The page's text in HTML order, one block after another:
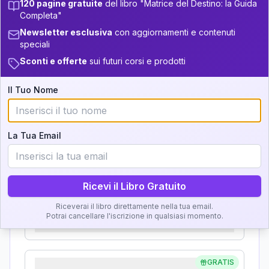
18.5-19 +3 8
Analisi, Significato e
Interpretazione
Clicca su ogni zona per leggere la definizione e
l'interpretazione!
Importanza:
Karma Genitore-Figlio
Importanza:
GRATIS
120 pagine gratuite del libro "Matrice del Destino: la Guida
Completa"
Newsletter esclusiva con aggiornamenti e contenuti
speciali
Sconti e offerte sui futuri corsi e prodotti
Il Tuo Nome
La Tua Email
Ricevi il Libro Gratuito
Riceverai il libro direttamente nella tua email.
Potrai cancellare l'iscrizione in qualsiasi momento.